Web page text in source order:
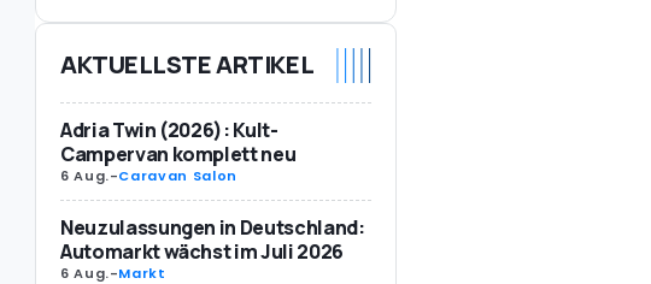
AKTUELLSTE ARTIKEL
Adria Twin (2026): Kult-
Campervan komplett neu
6 Aug.-Caravan Salon
Neuzulassungen in Deutschland:
Automarkt wächst im Juli 2026
6 Aug.-Markt